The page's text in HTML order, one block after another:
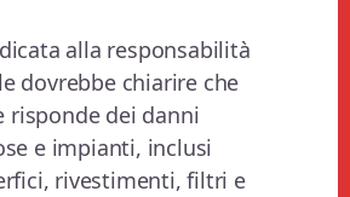
alla responsabilità
dovrebbe chiarire che
risponde dei danni
e impianti, inclusi
rivestimenti, filtri e